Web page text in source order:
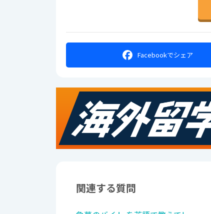
Facebookでシェア
関連する質問